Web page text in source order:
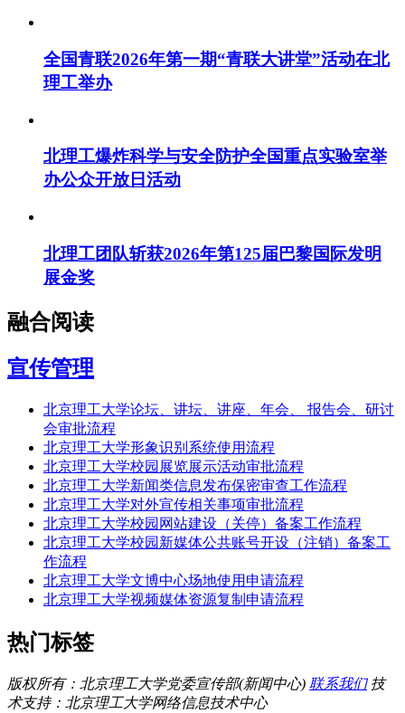
全国青联2026年第一期“青联大讲堂”活动在北
理工举办
北理工爆炸科学与安全防护全国重点实验室举
办公众开放日活动
北理工团队斩获2026年第125届巴黎国际发明
展金奖
融合阅读
宣传管理
北京理工大学论坛、讲坛、讲座、年会、 报告会、研讨
会审批流程
北京理工大学形象识别系统使用流程
北京理工大学校园展览展示活动审批流程
北京理工大学新闻类信息发布保密审查工作流程
北京理工大学对外宣传相关事项审批流程
北京理工大学校园网站建设（关停）备案工作流程
北京理工大学校园新媒体公共账号开设（注销）备案工
作流程
北京理工大学文博中心场地使用申请流程
北京理工大学视频媒体资源复制申请流程
热门标签
版权所有：北京理工大学党委宣传部(新闻中心) 联系我们 技
术支持：北京理工大学网络信息技术中心